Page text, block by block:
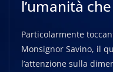
l’umanità
Particolarmente
Monsignor Savino, il
l’attenzione sulla